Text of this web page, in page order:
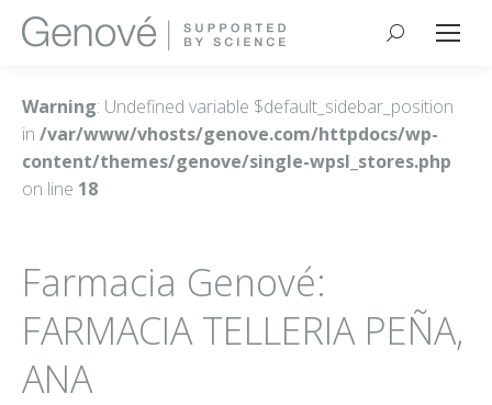
Buscar:
Warning: Undefined variable $default_sidebar_position
in /var/www/vhosts/genove.com/httpdocs/wp-
content/themes/genove/single-wpsl_stores.php
on line 18
Farmacia Genové:
FARMACIA TELLERIA PEÑA,
ANA